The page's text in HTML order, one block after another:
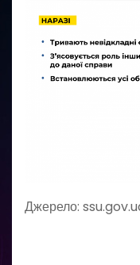
Джерело: